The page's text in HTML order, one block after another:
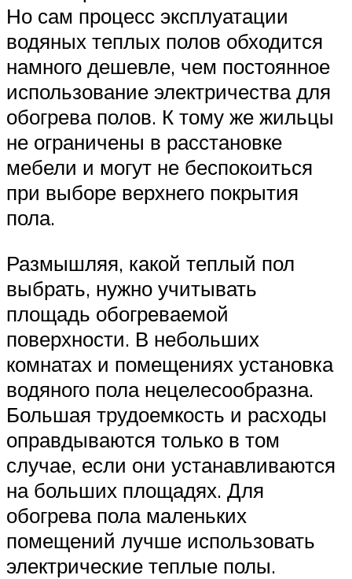
Но сам процесс эксплуатации
водяных теплых полов обходится
намного дешевле, чем постоянное
использование электричества для
обогрева полов. К тому же жильцы
не ограничены в расстановке
мебели и могут не беспокоиться
при выборе верхнего покрытия
пола.
Размышляя, какой теплый пол
выбрать, нужно учитывать
площадь обогреваемой
поверхности. В небольших
комнатах и помещениях установка
водяного пола нецелесообразна.
Большая трудоемкость и расходы
оправдываются только в том
случае, если они устанавливаются
на больших площадях. Для
обогрева пола маленьких
помещений лучше использовать
электрические теплые полы.